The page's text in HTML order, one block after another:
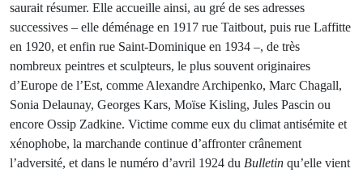
saurait résumer. Elle accueille ainsi, au gré de ses adresses
successives – elle déménage en 1917 rue Taitbout, puis rue Laffitte
en 1920, et enfin rue Saint-Dominique en 1934 –, de très
nombreux peintres et sculpteurs, le plus souvent originaires
d’Europe de l’Est, comme Alexandre Archipenko, Marc Chagall,
Sonia Delaunay, Georges Kars, Moïse Kisling, Jules Pascin ou
encore Ossip Zadkine. Victime comme eux du climat antisémite et
xénophobe, la marchande continue d’affronter crânement
l’adversité, et dans le numéro d’avril 1924 du Bulletin qu’elle vient